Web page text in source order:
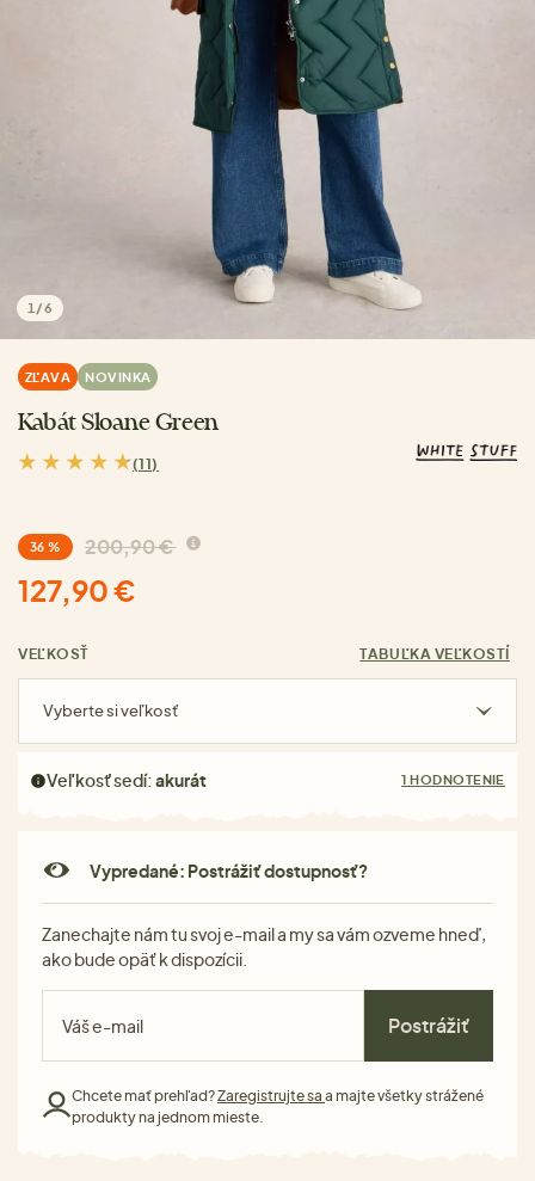
1 /6
ZĽAVA NOVINKA
Kabát Sloane Green
(11)
36 % 200,90 €
127,90 €
VEĽKOSŤ TABUĽKA VEĽKOSTÍ
Vyberte si veľkosť
Veľkosť sedí:akurát 1 HODNOTENIE
Vypredané: Postrážiť dostupnosť?
Zanechajte nám tu svoj e-mail a my sa vám ozveme hneď,
ako bude opäť k dispozícii.
Postrážiť
Chcete mať prehľad?Zaregistrujte sa a majte všetky strážené
produkty na jednom mieste.